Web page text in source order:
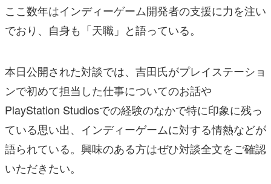
ここ数年はインディーゲーム開発者の支援に力を注い
でおり、自身も「天職」と語っている。
本日公開された対談では、吉田氏がプレイステーショ
ンで初めて担当した仕事についてのお話や
PlayStation Studiosでの経験のなかで特に印象に残っ
ている思い出、インディーゲームに対する情熱などが
語られている。興味のある方はぜひ対談全文をご確認
いただきたい。